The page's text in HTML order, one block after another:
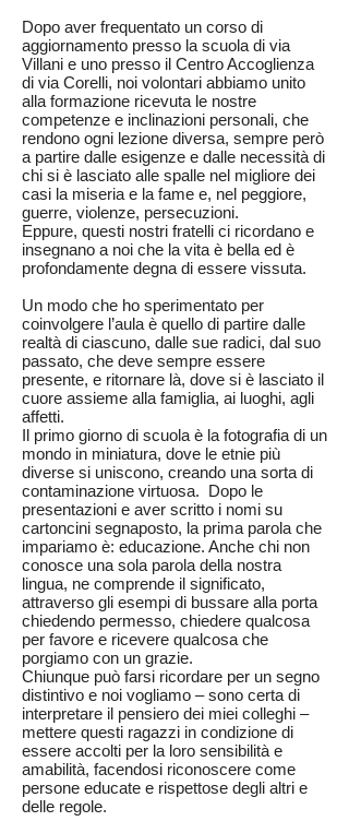
Dopo aver frequentato un corso di
aggiornamento presso la scuola di via
Villani e uno presso il Centro Accoglienza
di via Corelli, noi volontari abbiamo unito
alla formazione ricevuta le nostre
competenze e inclinazioni personali, che
rendono ogni lezione diversa, sempre però
a partire dalle esigenze e dalle necessità di
chi si è lasciato alle spalle nel migliore dei
casi la miseria e la fame e, nel peggiore,
guerre, violenze, persecuzioni.
Eppure, questi nostri fratelli ci ricordano e
insegnano a noi che la vita è bella ed è
profondamente degna di essere vissuta.
Un modo che ho sperimentato per
coinvolgere l’aula è quello di partire dalle
realtà di ciascuno, dalle sue radici, dal suo
passato, che deve sempre essere
presente, e ritornare là, dove si è lasciato il
cuore assieme alla famiglia, ai luoghi, agli
affetti.
Il primo giorno di scuola è la fotografia di un
mondo in miniatura, dove le etnie più
diverse si uniscono, creando una sorta di
contaminazione virtuosa. Dopo le
presentazioni e aver scritto i nomi su
cartoncini segnaposto, la prima parola che
impariamo è: educazione. Anche chi non
conosce una sola parola della nostra
lingua, ne comprende il significato,
attraverso gli esempi di bussare alla porta
chiedendo permesso, chiedere qualcosa
per favore e ricevere qualcosa che
porgiamo con un grazie.
Chiunque può farsi ricordare per un segno
distintivo e noi vogliamo – sono certa di
interpretare il pensiero dei miei colleghi –
mettere questi ragazzi in condizione di
essere accolti per la loro sensibilità e
amabilità, facendosi riconoscere come
persone educate e rispettose degli altri e
delle regole.